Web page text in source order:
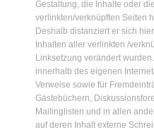
Gestaltung, die Inhalte oder
verlinkten/verknüpften Seiten
Deshalb distanziert er sich
Inhalten aller verlinkten /
Linksetzung verändert
innerhalb des eigenen
Verweise sowie für
Gästebüchern,
Mailinglisten und in allen
auf deren Inhalt externe